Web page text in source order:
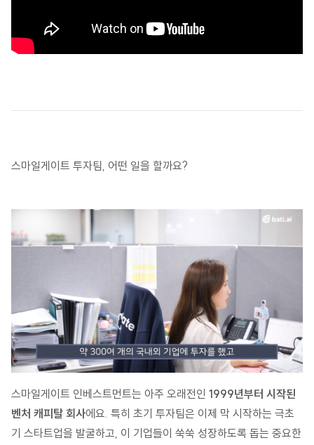
스마일게이트 투자팀, 어떤 일을 할까요?
스마일게이트 인베스트먼트는 아주 오래전인 1999년부터 시작된
벤처 캐피탈 회사에요. 특히 초기 투자팀은 이제 막 시작하는 극초
기 스타트업을 발굴하고, 이 기업들이 쑥쑥 성장하도록 돕는 중요한